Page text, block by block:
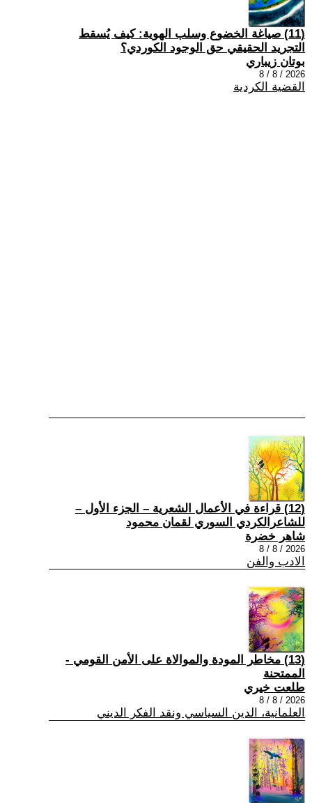
(11) صياغة الخضوع وسلب الهوية: كيف يُسقط
التجريد الحقيقي حق الوجود الكوردي؟
بوتان زيباري
2026 / 8 / 8
القضية الكردية
(12) قراءة في الأعمال الشعرية – الجزء الأول –
للشاعرالكردي السوري لقمان محمود
شاهر خضرة
2026 / 8 / 8
الادب والفن
(13) مخاطر المودة والموالاة على الأمن القومي -
الممتحنة
طلعت خيري
2026 / 8 / 8
العلمانية، الدين السياسي ونقد الفكر الديني